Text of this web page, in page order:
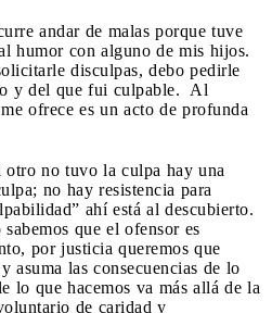
andar de malas porque tuve
humor con alguno de mis hijos.
disculpas, debo pedirle
y del que fui culpable. Al
ofrece es un acto de profunda
otro no tuvo la culpa hay una
no hay resistencia para
ahí está al descubierto.
que el ofensor es
por justicia queremos que
asuma las consecuencias de lo
lo que hacemos va más allá de la
de caridad y